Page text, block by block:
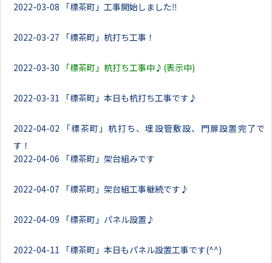
2022-03-08 「標茶町」工事開始しました‼
2022-03-27 「標茶町」杭打ち工事！
2022-03-30 「標茶町」杭打ち工事中♪(表示中)
2022-03-31 「標茶町」本日も杭打ち工事です♪
2022-04-02
「標茶町」杭打ち、埋設管敷設、門扉設置完了で
す！
2022-04-06
「標茶町」架台組みです
2022-04-07 「標茶町」架台組工事継続です♪
2022-04-09 「標茶町」パネル設置♪
2022-04-11 「標茶町」本日もパネル設置工事です(^^)